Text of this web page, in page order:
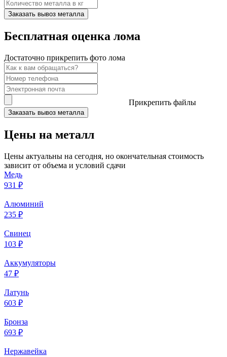
Заказать вывоз металла
Бесплатная оценка лома
Достаточно прикрепить фото лома
Прикрепить файлы
Заказать вывоз металла
Цены на металл
Цены актуальны на сегодня, но окончательная стоимость
зависит от объема и условий сдачи
Медь
931 ₽
Алюминий
235 ₽
Свинец
103 ₽
Аккумуляторы
47 ₽
Латунь
603 ₽
Бронза
693 ₽
Нержавейка